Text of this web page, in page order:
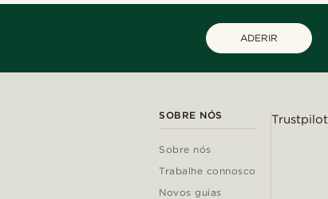
ADERIR
SOBRE NÓS
Sobre nós
Trabalhe connosco
Novos guias
Trustpilot